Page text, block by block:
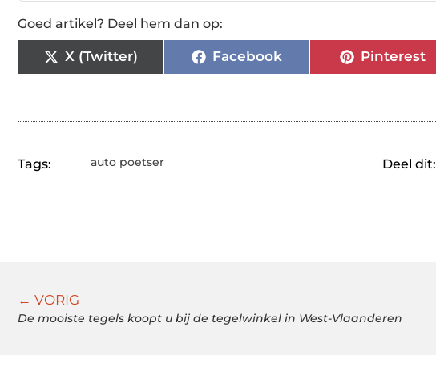
Goed artikel? Deel hem dan op:
X (Twitter) Facebook Pinterest
Tags: auto poetser Deel dit:
← VORIG
De mooiste tegels koopt u bij de tegelwinkel in West-Vlaanderen